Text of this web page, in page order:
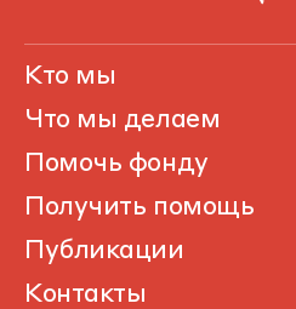
Кто мы
Что мы делаем
Помочь фонду
Получить помощь
Публикации
Контакты